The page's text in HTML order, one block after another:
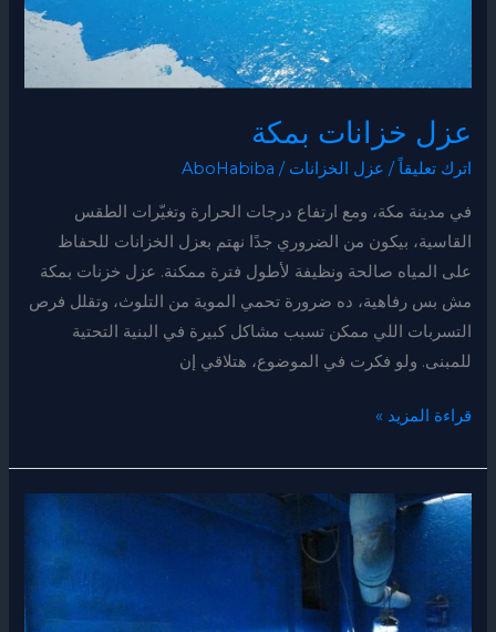
عزل خزانات بمكة
اترك تعليقاً / عزل الخزانات /
AboHabiba
في مدينة مكة، ومع ارتفاع درجات الحرارة وتغيّرات الطقس
القاسية، بيكون من الضروري جدًا نهتم بعزل الخزانات للحفاظ
على المياه صالحة ونظيفة لأطول فترة ممكنة. عزل خزنات بمكة
مش بس رفاهية، ده ضرورة تحمي الموية من التلوث، وتقلل فرص
التسربات اللي ممكن تسبب مشاكل كبيرة في البنية التحتية
للمبنى. ولو فكرت في الموضوع، هتلاقي إن
قراءة المزيد »
عزل
خزانات
بمكة